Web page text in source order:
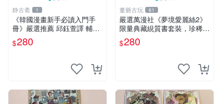
静古斋 1
《韓國漫畫新手必讀入門手
冊》嚴選推薦 邱鈺萱譯 輔助
學習 漫畫初學、韓漫入門 漫
畫新知 翻譯書籍
$280
董爺古玩 61
嚴選萬漫社《夢境愛麗絲2》
限量典藏絸質書套裝，珍稀無
人翻閱原裝印刷 夢境愛麗絲
網拍 漫畫
$280